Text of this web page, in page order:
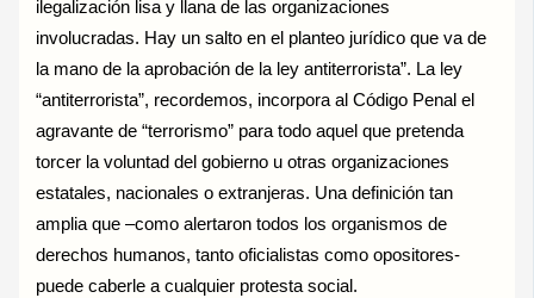
ilegalización lisa y llana de las organizaciones
involucradas. Hay un salto en el planteo jurídico que va de
la mano de la aprobación de la ley antiterrorista”. La ley
“antiterrorista”, recordemos, incorpora al Código Penal el
agravante de “terrorismo” para todo aquel que pretenda
torcer la voluntad del gobierno u otras organizaciones
estatales, nacionales o extranjeras. Una definición tan
amplia que –como alertaron todos los organismos de
derechos humanos, tanto oficialistas como opositores-
puede caberle a cualquier protesta social.